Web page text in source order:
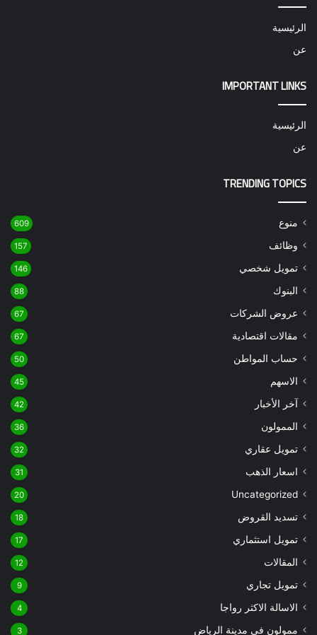
الرئيسية
عن
IMPORTANT LINKS
الرئيسية
عن
TRENDING TOPICS
منوع 609
وظائف 157
تمويل شخصي 146
البنوك 88
عروض الشركات 67
مقالات اقتصادية 67
حساب المواطن 50
الاسهم 45
آخر الأخبار 42
الممولون 36
تمويل عقاري 32
اسعار الذهب 31
Uncategorized
20
تسديد القروض 18
تمويل استثماري 17
المقالات 12
تمويل تجاري 9
الاسالة الاكثر رواجا 4
ممولون في مدينة الرياض 3